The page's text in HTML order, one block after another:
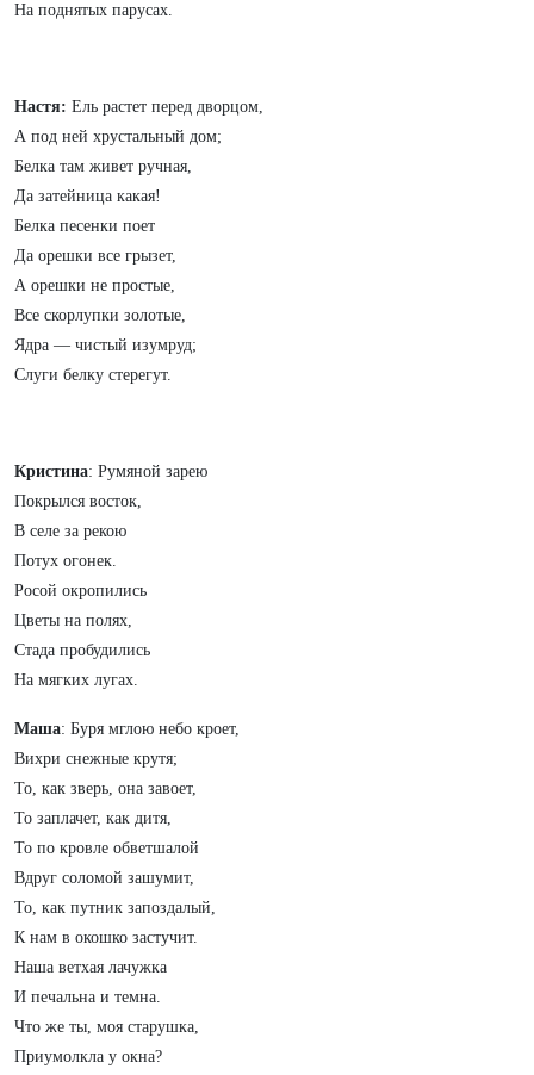
На поднятых парусах.
Настя: Ель растет перед дворцом,
А под ней хрустальный дом;
Белка там живет ручная,
Да затейница какая!
Белка песенки поет
Да орешки все грызет,
А орешки не простые,
Все скорлупки золотые,
Ядра — чистый изумруд;
Слуги белку стерегут.
Кристина: Румяной зарею
Покрылся восток,
В селе за рекою
Потух огонек.
Росой окропились
Цветы на полях,
Стада пробудились
На мягких лугах.
Маша: Буря мглою небо кроет,
Вихри снежные крутя;
То, как зверь, она завоет,
То заплачет, как дитя,
То по кровле обветшалой
Вдруг соломой зашумит,
То, как путник запоздалый,
К нам в окошко застучит.
Наша ветхая лачужка
И печальна и темна.
Что же ты, моя старушка,
Приумолкла у окна?